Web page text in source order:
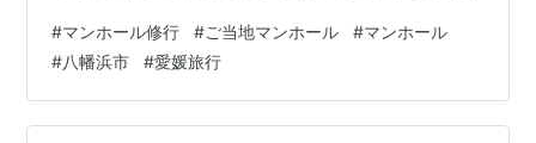
市の木のミカンのデザイン、中央に市章 汚水枡小型マン
ホール蓋 中央に市章、『おすい』の文字 周囲を〇と長方
形で囲んでいます 【旧八幡浜市】 汚水用ノンカラーマン
ホール蓋 市の木のミカンのデザイン、中央に旧市章 現八
#マンホール修行 #ご当地マンホール #マンホール
#八幡浜市 #愛媛旅行